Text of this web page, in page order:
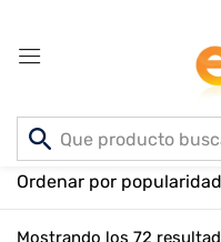
Inicio PRODUCTOS
Mostrando los 72
Ordenar por popularidad